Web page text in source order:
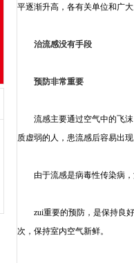
平逐渐升高，各有关单位和广
治流感没有手段
预防非常重要
流感主要通过空气中的飞
质虚弱的人，患流感后容易出
由于流感是病毒性传染病
zui重要的预防，是保持良好
次，保持室内空气新鲜。